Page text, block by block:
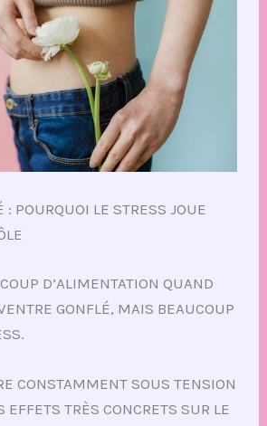
: POURQUOI LE STRESS JOUE
D’ALIMENTATION QUAND
GONFLÉ, MAIS BEAUCOUP
CONSTAMMENT SOUS TENSION
EFFETS TRÈS CONCRETS SUR LE